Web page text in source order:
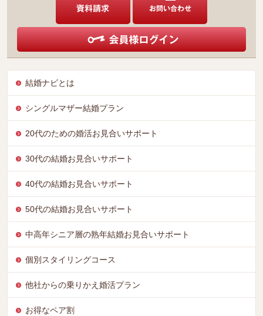
結婚ナビとは
シングルマザー結婚プラン
20代のための婚活お見合いサポート
30代の結婚お見合いサポート
40代の結婚お見合いサポート
50代の結婚お見合いサポート
中高年シニア層の熟年結婚お見合いサポート
個別スタイリングコース
他社からの乗りかえ婚活プラン
お得なペア割